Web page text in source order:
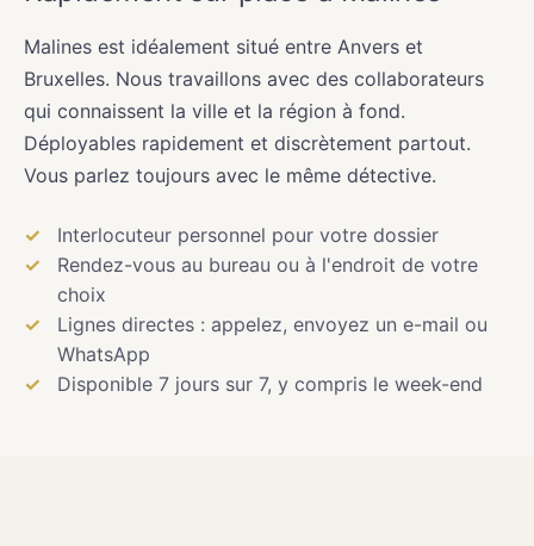
Malines est idéalement situé entre Anvers et
Bruxelles. Nous travaillons avec des collaborateurs
qui connaissent la ville et la région à fond.
Déployables rapidement et discrètement partout.
Vous parlez toujours avec le même détective.
Interlocuteur personnel pour votre dossier
Rendez-vous au bureau ou à l'endroit de votre
choix
Lignes directes : appelez, envoyez un e-mail ou
WhatsApp
Disponible 7 jours sur 7, y compris le week-end